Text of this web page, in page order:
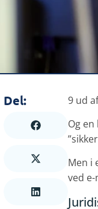
Del:
9 ud
Og
Men i
ved